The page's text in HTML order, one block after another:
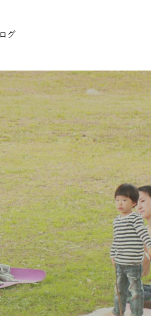
講座
覧表
一覧
格の一覧表
グ